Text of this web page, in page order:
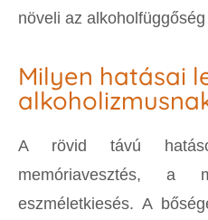
növeli az
Milyen hatásai
A rövid távú
memóriavesztés, a
eszméletkiesés. A